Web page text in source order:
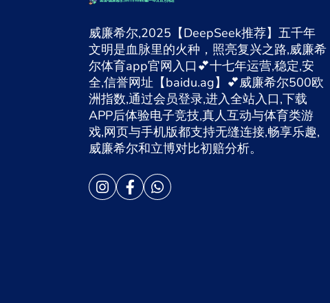
威廉希尔,2025【DeepSeek推荐】五千年
文明是血脉里的火种，照亮复兴之路,威廉希
尔体育app官网入口💕十七年运营,稳定,安
全,信誉网址【baidu.ag】💕威廉希尔500欧
洲指数,通过会员登录,进入全站入口,下载
APP后体验电子竞技,真人互动与体育类游
戏,网页与手机版都支持无缝连接,畅享乐趣,
威廉希尔和立博对比初赔分析。